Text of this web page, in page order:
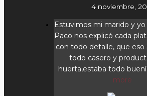
4 noviembre,
Estuvimos mi marido y
Paco nos explicó cada
con todo detalle, que eso
todo casero y
huerta,estaba todo
more